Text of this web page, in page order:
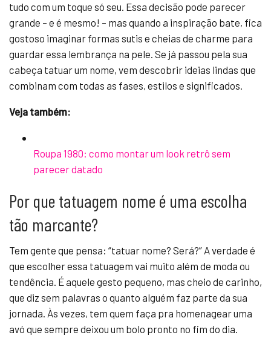
tudo com um toque só seu. Essa decisão pode parecer
grande – e é mesmo! – mas quando a inspiração bate, fica
gostoso imaginar formas sutis e cheias de charme para
guardar essa lembrança na pele. Se já passou pela sua
cabeça tatuar um nome, vem descobrir ideias lindas que
combinam com todas as fases, estilos e significados.
Veja também:
Roupa 1980: como montar um look retrô sem
parecer datado
Por que tatuagem nome é uma escolha
tão marcante?
Tem gente que pensa: “tatuar nome? Será?” A verdade é
que escolher essa tatuagem vai muito além de moda ou
tendência. É aquele gesto pequeno, mas cheio de carinho,
que diz sem palavras o quanto alguém faz parte da sua
jornada. Às vezes, tem quem faça pra homenagear uma
avó que sempre deixou um bolo pronto no fim do dia.